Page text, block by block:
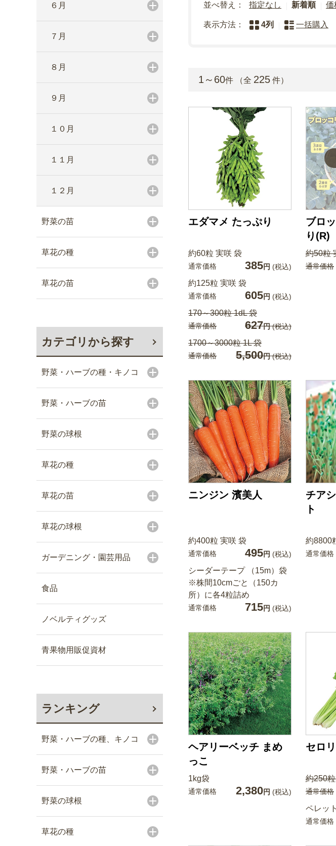
６月
７月
８月
９月
１０月
１１月
１２月
野菜の苗
草花の種
草花の苗
カテゴリから探す
野菜・ハーブの種・キノコ
野菜・ハーブの苗
野菜の球根
草花の種
草花の苗
草花の球根
ガーデニング・園芸用品
食品
ノベルティグッズ
青果物用販促資材
ランキング
野菜・ハーブの種、キノコ
野菜・ハーブの苗
野菜の球根
草花の種
並べ替え： 指定なし 新着順 価
表示方法： 4列 一括購入
1～60件 （全 225 件）
エダマメ たっぷり
約60粒 実咲 袋
通常価格 385円 (税込)
約125粒 実咲 袋
通常価格 605円 (税込)
170～300粒 1dL 袋
通常価格 627円(税込)
1700～3000粒 1L 袋
通常価格 5,500円(税込)
ブロ
り(R)
約50粒
通常価格
ニンジン 濱美人
約400粒 実咲 袋
通常価格 495円 (税込)
シーダーテープ （15m）袋
※株間10cmごと（150カ
所）に各4粒詰め
通常価格 715円 (税込)
チア
ト
約8800
通常価格
ヘアリーベッチ まめ
っこ
1kg袋
通常価格 2,380円 (税込)
セロ
約250
通常価格
ペレッ
通常価格